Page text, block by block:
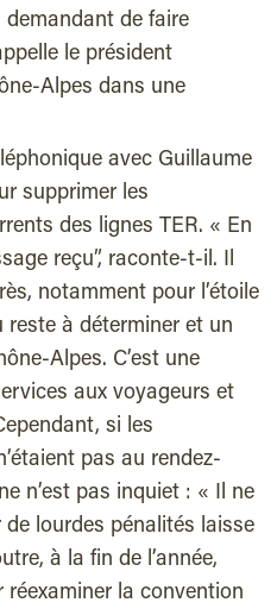
de faire
le président
Alpes dans une
avec Guillaume
supprimer les
des lignes TER. « En
reçu”, raconte-t-il. Il
notamment pour l’étoile
à déterminer et un
Alpes. C’est une
aux voyageurs et
si les
pas au rendez-
n’est pas inquiet : « Il ne
lourdes pénalités laisse
à la fin de l’année,
la convention